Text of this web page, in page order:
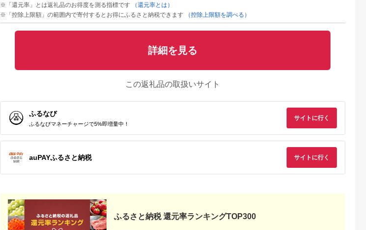
※「還元率」とは返礼品のお得度を測る指標です
（還元率とは）
※「控除上限額」の範囲内で寄付するとお得にふるさと納税できます
（控除上限額を調べる）
詳細を見る
この返礼品の取扱いサイト
ふるなび
ふるなびマネーチャージで5%即増量中！
サイトに行く
auPAYふるさと納税 サイトに行く
ふるさと納税 還元率ランキングTOP300